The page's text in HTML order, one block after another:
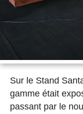
Sur le Stand
gamme était
passant par le